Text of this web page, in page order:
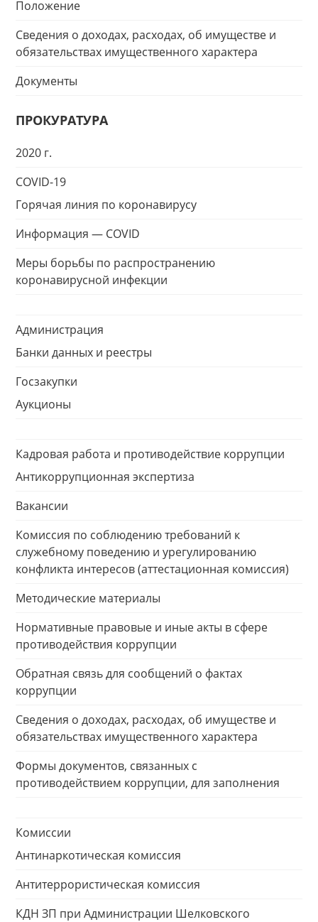
Положение
Сведения о доходах, расходах, об имуществе и
обязательствах имущественного характера
Документы
ПРОКУРАТУРА
2020 г.
COVID-19
Горячая линия по коронавирусу
Информация — COVID
Меры борьбы по распространению
коронавирусной инфекции
Администрация
Банки данных и реестры
Госзакупки
Аукционы
Кадровая работа и противодействие коррупции
Антикоррупционная экспертиза
Вакансии
Комиссия по соблюдению требований к
служебному поведению и урегулированию
конфликта интересов (аттестационная комиссия)
Методические материалы
Нормативные правовые и иные акты в сфере
противодействия коррупции
Обратная связь для сообщений о фактах
коррупции
Сведения о доходах, расходах, об имуществе и
обязательствах имущественного характера
Формы документов, связанных с
противодействием коррупции, для заполнения
Комиссии
Антинаркотическая комиссия
Антитеррористическая комиссия
КДН ЗП при Администрации Шелковского